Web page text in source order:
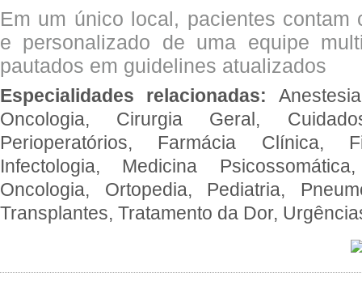
Em um único local, pacientes contam
e personalizado de uma equipe
pautados em guidelines atualizados
Especialidades relacionadas:
Oncologia, Cirurgia Geral,
Perioperatórios, Farmácia Clínica,
Infectologia, Medicina
Oncologia, Ortopedia, Pediatria,
Transplantes, Tratamento da Dor,